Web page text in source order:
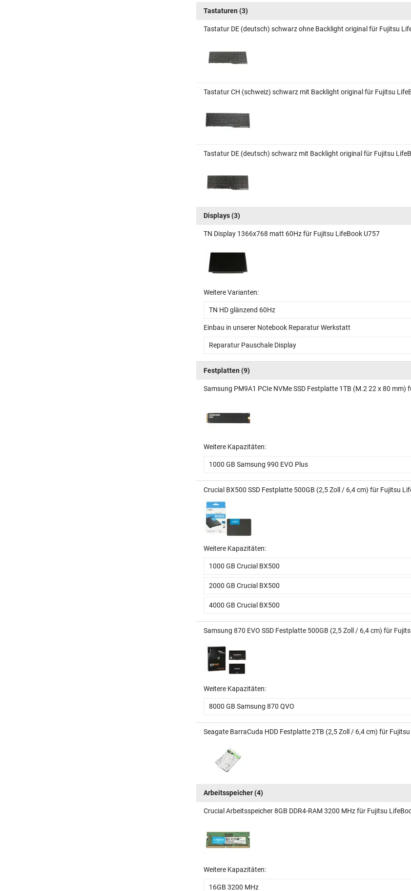
Tastaturen (3)
Tastatur DE (deutsch) schwarz ohne Backlight original für Fujitsu
Tastatur CH (schweiz) schwarz mit Backlight original für Fujitsu
Tastatur DE (deutsch) schwarz mit Backlight original für Fujitsu
Displays(3)
TN Display 1366x768 matt 60Hz für Fujitsu LifeBook U757
Weitere Varianten:
TN HD glänzend 60Hz
Einbau in unserer Notebook Reparatur Werkstatt
Reparatur Pauschale Display
Festplatten (9)
Samsung PM9A1 PCIe NVMe SSD Festplatte 1TB (M.2 22 x 80 mm)
Weitere Kapazitäten:
1000 GB Samsung 990 EVO Plus
Crucial BX500 SSD Festplatte 500GB (2,5 Zoll / 6,4 cm) für Fujitsu
Weitere Kapazitäten:
1000 GB Crucial BX500
2000 GB Crucial BX500
4000 GB Crucial BX500
Samsung 870 EVO SSD Festplatte 500GB (2,5 Zoll / 6,4 cm) für
Weitere Kapazitäten:
8000 GB Samsung 870 QVO
Seagate BarraCuda HDD Festplatte 2TB (2,5 Zoll / 6,4 cm) für
Arbeitsspeicher(4)
Crucial Arbeitsspeicher 8GB DDR4-RAM 3200 MHz für Fujitsu
Weitere Kapazitäten:
16GB 3200 MHz